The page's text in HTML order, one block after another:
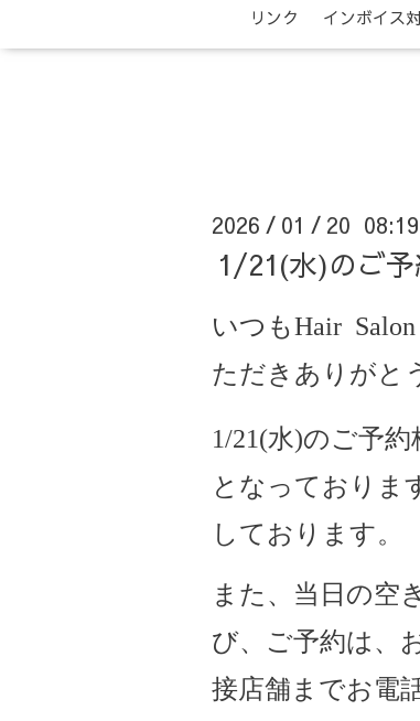
リンク
インボイス
2026 / 01 / 20 08:19
1/21(水)のご予
いつもHair Salon
ただきありがと
1/21(水)のご予
となっておりま
しております。
また、当日の空
び、ご予約は、
接店舗までお電